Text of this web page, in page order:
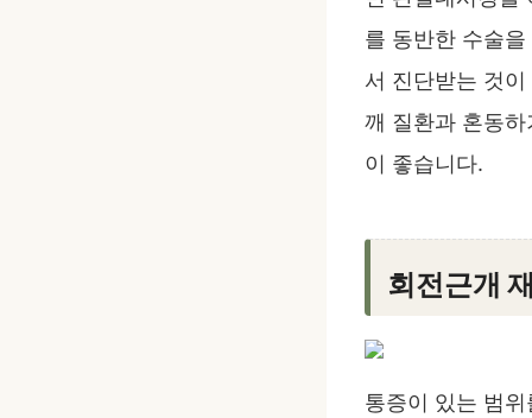
를 동반한 수술
서 진단받는 것
깨 질환과 혼동
이 좋습니다.
회전근개
통증이 있는 범